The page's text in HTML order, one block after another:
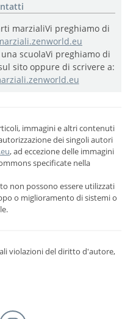
marzialiVi preghiamo di
scuolaVi preghiamo di
sito oppure di scrivere a:
immagini e altri contenuti
dei singoli autori
, ad eccezione delle immagini
specificate nella
non possono essere utilizzati
o miglioramento di sistemi o
violazioni del diritto d'autore,